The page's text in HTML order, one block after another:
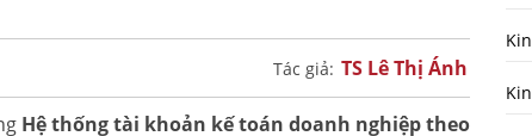
Tác giả: TS Lê Thị Ánh
Hệ thống tài khoản kế toán doanh nghiệp theo